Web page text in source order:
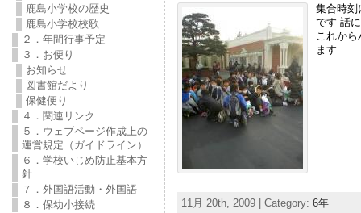
鹿島小学校の歴史
鹿島小学校校歌
２．年間行事予定
３．お便り
お知らせ
図書館だより
保健便り
４．関連リンク
５．ウェブページ作成上の
運営規定（ガイドライン）
６．学校いじめ防止基本方
針
７．外国語活動・外国語
８．保幼小接続
集合時刻
です 話
これか
ます
11月 20th, 2009 | Category: 6年